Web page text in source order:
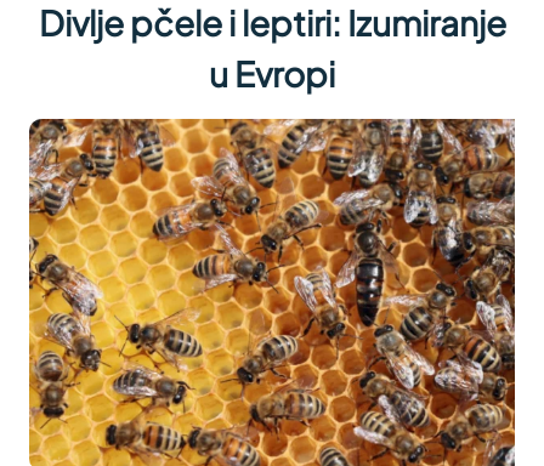
Divlje pčele i leptiri: Izumiranje
u Evropi